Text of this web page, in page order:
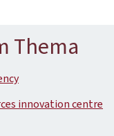
Thema
innovation centre